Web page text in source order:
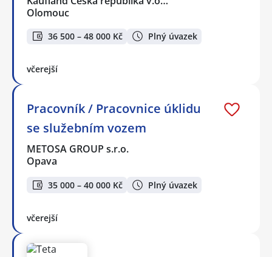
Olomouc
36 500 – 48 000 Kč Plný úvazek
včerejší
Pracovník / Pracovnice úklidu
se služebním vozem
METOSA GROUP s.r.o.
Opava
35 000 – 40 000 Kč Plný úvazek
včerejší